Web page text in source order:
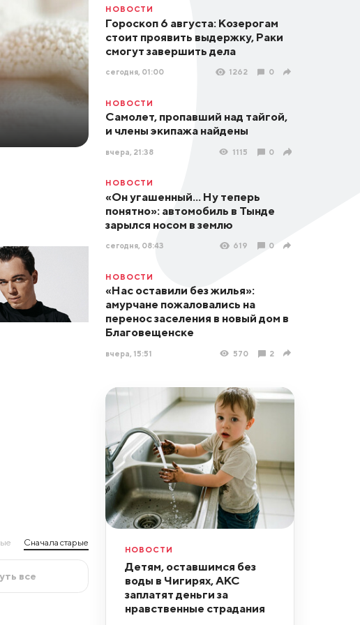
Сначала старые
все
НОВОСТИ
Гороскоп 6 августа: Козерогам
стоит проявить выдержку, Раки
смогут завершить дела
сегодня, 01:00 1262 0
НОВОСТИ
Самолет, пропавший над тайгой,
и члены экипажа найдены
вчера, 21:38 1115 0
НОВОСТИ
«Он угашенный... Ну теперь
понятно»: автомобиль в Тынде
зарылся носом в землю
сегодня, 08:43 619 0
НОВОСТИ
«Нас оставили без жилья»:
амурчане пожаловались на
перенос заселения в новый дом в
Благовещенске
вчера, 15:51 570 2
НОВОСТИ
Детям, оставшимся без
воды в Чигирях, АКС
заплатят деньги за
нравственные страдания